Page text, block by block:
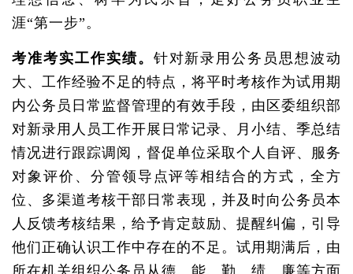
涯“第一步”。
考准考实工作实绩。 针对新录用公务员思想波动
大、工作经验不足的特点，将平时考核作为试用期
内公务员日常监督管理的有效手段，由区委组织部
对新录用人员工作开展日常记录、月小结、季总结
情况进行跟踪调阅，督促单位采取个人自评、服务
对象评价、分管领导点评等相结合的方式，全方
位、多渠道考核干部日常表现，并及时向公务员本
人反馈考核结果，给予肯定鼓励、提醒纠偏，引导
他们正确认识工作中存在的不足。试用期满后，由
所在机关组织公务员从德、能、勤、绩、廉等方面